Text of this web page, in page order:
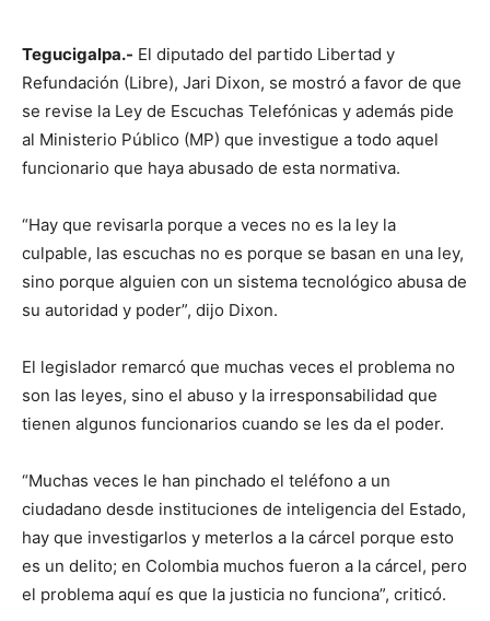
Tegucigalpa.- El diputado del partido Libertad y
Refundación (Libre), Jari Dixon, se mostró a favor de que
se revise la Ley de Escuchas Telefónicas y además pide
al Ministerio Público (MP) que investigue a todo aquel
funcionario que haya abusado de esta normativa.
“Hay que revisarla porque a veces no es la ley la
culpable, las escuchas no es porque se basan en una ley,
sino porque alguien con un sistema tecnológico abusa de
su autoridad y poder”, dijo Dixon.
El legislador remarcó que muchas veces el problema no
son las leyes, sino el abuso y la irresponsabilidad que
tienen algunos funcionarios cuando se les da el poder.
“Muchas veces le han pinchado el teléfono a un
ciudadano desde instituciones de inteligencia del Estado,
hay que investigarlos y meterlos a la cárcel porque esto
es un delito; en Colombia muchos fueron a la cárcel, pero
el problema aquí es que la justicia no funciona”, criticó.